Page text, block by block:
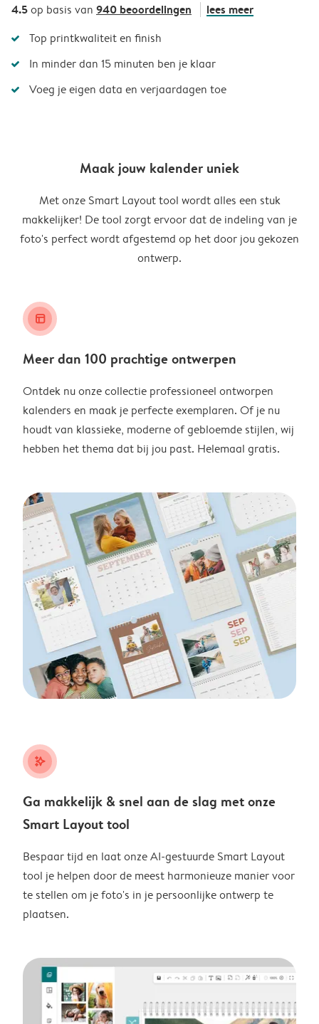
4.5op basis van 940 beoordelingen lees meer
Top printkwaliteit en finish
In minder dan 15 minuten ben je klaar
Voeg je eigen data en verjaardagen toe
Maak jouw kalender uniek
Met onze Smart Layout tool wordt alles een stuk
makkelijker! De tool zorgt ervoor dat de indeling van je
foto's perfect wordt afgestemd op het door jou gekozen
ontwerp.
layout_alt
Meer dan 100 prachtige ontwerpen
Ontdek nu onze collectie professioneel ontworpen
kalenders en maak je perfecte exemplaren. Of je nu
houdt van klassieke, moderne of gebloemde stijlen, wij
hebben het thema dat bij jou past. Helemaal gratis.
stars_plus
Ga makkelijk & snel aan de slag met onze
Smart Layout tool
Bespaar tijd en laat onze AI-gestuurde Smart Layout
tool je helpen door de meest harmonieuze manier voor
te stellen om je foto's in je persoonlijke ontwerp te
plaatsen.